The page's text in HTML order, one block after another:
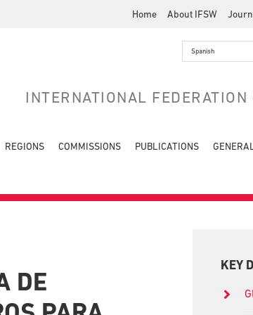
Home About IFSW
INTERNATIONAL
REGIONS COMMISSIONS PUBLICATIONS
DE
KEY